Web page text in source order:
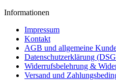
Informationen
Impressum
Kontakt
AGB und allgemeine
Datenschutzerklärung
Widerrufsbelehrung &
Versand und